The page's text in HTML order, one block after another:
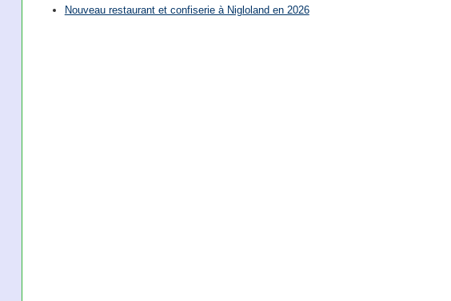
Nouveau restaurant et confiserie à Nigloland en 2026